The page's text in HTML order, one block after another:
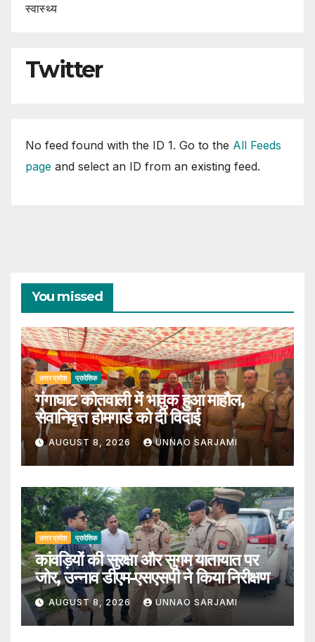
स्वास्थ्य
Twitter
No feed found with the ID 1. Go to the All Feeds
page and select an ID from an existing feed.
You missed
उत्तर प्रदेश प्रादेशिक
गंगाघाट कोतवाली में भावुक हुआ माहौल,
सेवानिवृत्त होमगार्ड को दी विदाई
AUGUST 8, 2026 UNNAO SARJAMI
उत्तर प्रदेश प्रादेशिक
कांवड़ियों की सुरक्षा और सुगम यातायात पर
जोर, उन्नाव डीएम-एसएसपी ने किया निरीक्षण
AUGUST 8, 2026 UNNAO SARJAMI